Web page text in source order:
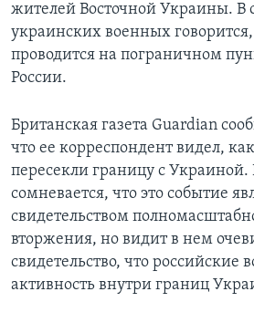
жителей Восточной Украины. В
украинских военных
проводится на пограничном
России.
Британская газета Guardian
что ее корреспондент видел,
пересекли границу с Украиной.
сомневается, что это событие
свидетельством
вторжения, но видит в нем
свидетельство, что российские
активность внутри границ